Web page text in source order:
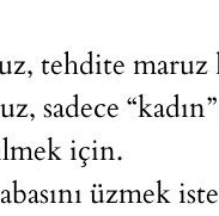
tehdite
sadece
için.
üzmek